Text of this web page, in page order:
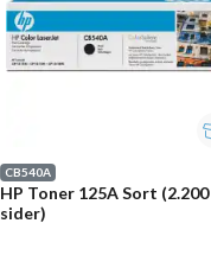
CB540A
HP Toner 125A Sort (2.200
sider)